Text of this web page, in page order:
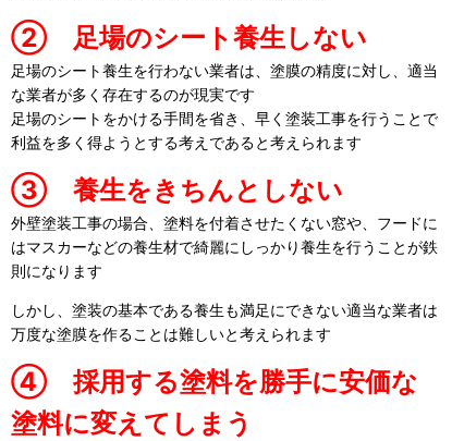
② 足場のシート養生しない
足場のシート養生を行わない業者は、塗膜の精度に対し、適当
な業者が多く存在するのが現実です
足場のシートをかける手間を省き、早く塗装工事を行うことで
利益を多く得ようとする考えであると考えられます
③ 養生をきちんとしない
外壁塗装工事の場合、塗料を付着させたくない窓や、フードに
はマスカーなどの養生材で綺麗にしっかり養生を行うことが鉄
則になります
しかし、塗装の基本である養生も満足にできない適当な業者は
万度な塗膜を作ることは難しいと考えられます
④ 採用する塗料を勝手に安価な
塗料に変えてしまう